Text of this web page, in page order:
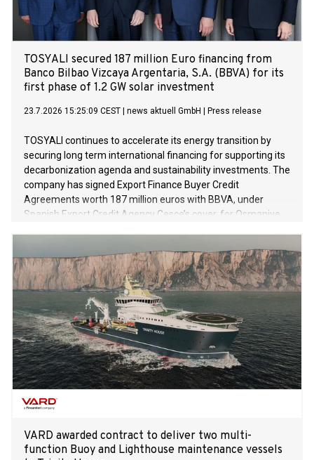
TOSYALI secured 187 million Euro financing from
Banco Bilbao Vizcaya Argentaria, S.A. (BBVA) for its
first phase of 1.2 GW solar investment
23.7.2026 15:25:09 CEST news aktuell GmbH Press release
TOSYALI continues to accelerate its energy transition by
securing long term international financing for supporting its
decarbonization agenda and sustainability investments. The
company has signed Export Finance Buyer Credit
Agreements worth 187 million euros with BBVA, under
Spanish Export Credit Agency Cesce’s cover, for Osmaniye
VARD awarded contract to deliver two multi-
function Buoy and Lighthouse maintenance vessels